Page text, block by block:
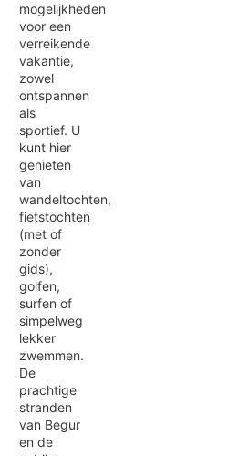
mogelijkheden
voor een
verreikende
vakantie,
zowel
ontspannen
als
sportief. U
kunt hier
genieten
van
wandeltochten,
fietstochten
(met of
zonder
gids),
golfen,
surfen of
simpelweg
lekker
zwemmen.
De
prachtige
stranden
van Begur
en de